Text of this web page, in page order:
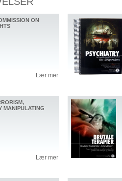
ON
Lær mer
MANIPULATING
Lær mer